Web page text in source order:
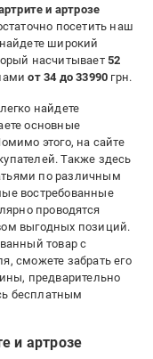
и артрозе
посетить наш
широкий
насчитывает52
от 34 до 33990 грн.
найдете
основные
этого, на сайте
Также здесь
по различным
востребованные
проводятся
выгодных позиций.
товар с
сможете забрать его
предварительно
бесплатным
и артрозе